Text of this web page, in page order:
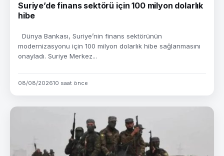
Suriye’de finans sektörü için 100 milyon dolarlık
hibe
Dünya Bankası, Suriye’nin finans sektörünün
modernizasyonu için 100 milyon dolarlık hibe sağlanmasını
onayladı. Suriye Merkez...
08/08/202610 saat önce